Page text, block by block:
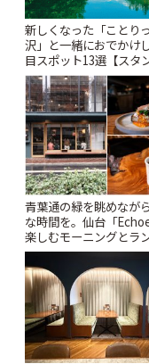
新しくなった「ことり
沢」と一緒におでかけ
目スポット13選【スタ
ー開催中】 | ことりっぷ
青葉通の緑を眺めなが
な時間を。仙台「
楽しむモーニングとラ
とりっぷ